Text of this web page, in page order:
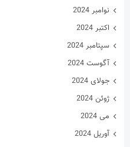
نوامبر 2024
اکتبر 2024
سپتامبر 2024
آگوست 2024
جولای 2024
ژوئن 2024
می 2024
آوریل 2024